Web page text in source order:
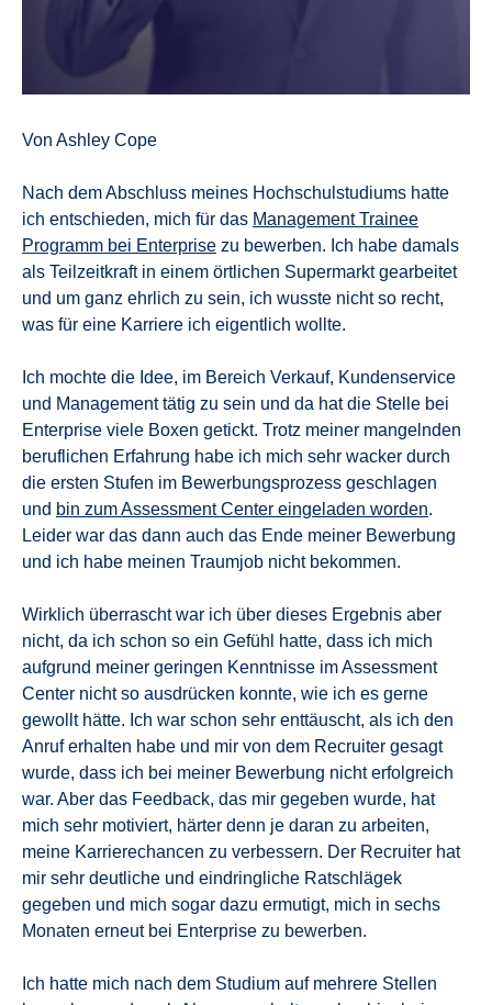
Von Ashley Cope
Nach dem Abschluss meines Hochschulstudiums hatte
ich entschieden, mich für das Management Trainee
Programm bei Enterprise zu bewerben. Ich habe damals
als Teilzeitkraft in einem örtlichen Supermarkt gearbeitet
und um ganz ehrlich zu sein, ich wusste nicht so recht,
was für eine Karriere ich eigentlich wollte.
Ich mochte die Idee, im Bereich Verkauf, Kundenservice
und Management tätig zu sein und da hat die Stelle bei
Enterprise viele Boxen getickt. Trotz meiner mangelnden
beruflichen Erfahrung habe ich mich sehr wacker durch
die ersten Stufen im Bewerbungsprozess geschlagen
und bin zum Assessment Center eingeladen worden.
Leider war das dann auch das Ende meiner Bewerbung
und ich habe meinen Traumjob nicht bekommen.
Wirklich überrascht war ich über dieses Ergebnis aber
nicht, da ich schon so ein Gefühl hatte, dass ich mich
aufgrund meiner geringen Kenntnisse im Assessment
Center nicht so ausdrücken konnte, wie ich es gerne
gewollt hätte. Ich war schon sehr enttäuscht, als ich den
Anruf erhalten habe und mir von dem Recruiter gesagt
wurde, dass ich bei meiner Bewerbung nicht erfolgreich
war. Aber das Feedback, das mir gegeben wurde, hat
mich sehr motiviert, härter denn je daran zu arbeiten,
meine Karrierechancen zu verbessern. Der Recruiter hat
mir sehr deutliche und eindringliche Ratschlägek
gegeben und mich sogar dazu ermutigt, mich in sechs
Monaten erneut bei Enterprise zu bewerben.
Ich hatte mich nach dem Studium auf mehrere Stellen